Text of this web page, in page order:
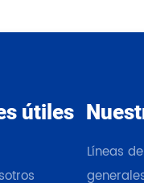
útiles
Líneas